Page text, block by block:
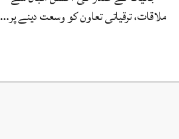
ملاقات، ترقیاتی تعاون کو وسعت دینے پر…